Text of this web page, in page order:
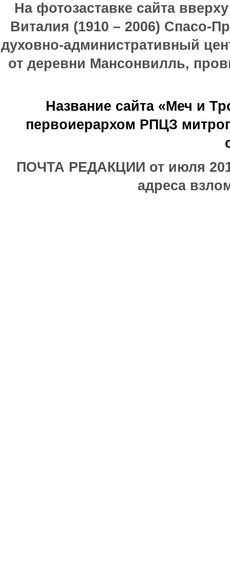
На фотозаставке сайта
Виталия (1910 – 2006) Спасо-
духовно-административный
от деревни Мансонвилль,
Название сайта «Меч и
первоиерархом РПЦЗ
ПОЧТА РЕДАКЦИИ от июля
адреса